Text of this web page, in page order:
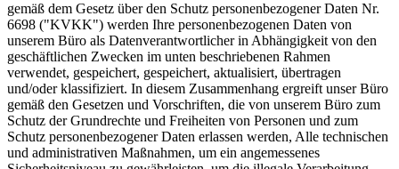
gemäß dem Gesetz über den Schutz personenbezogener Daten Nr.
6698 ("KVKK") werden Ihre personenbezogenen Daten von
unserem Büro als Datenverantwortlicher in Abhängigkeit von den
geschäftlichen Zwecken im unten beschriebenen Rahmen
verwendet, gespeichert, gespeichert, aktualisiert, übertragen
und/oder klassifiziert. In diesem Zusammenhang ergreift unser Büro
gemäß den Gesetzen und Vorschriften, die von unserem Büro zum
Schutz der Grundrechte und Freiheiten von Personen und zum
Schutz personenbezogener Daten erlassen werden, Alle technischen
und administrativen Maßnahmen, um ein angemessenes